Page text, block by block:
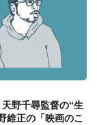
野千尋監督の“生
維正の「映画のこ